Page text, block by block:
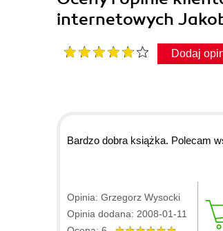
internetowych
Dodaj
Bardzo dobra książka. Polecam
Opinia: Grzegorz Wysocki
Opinia dodana: 2008-01-11